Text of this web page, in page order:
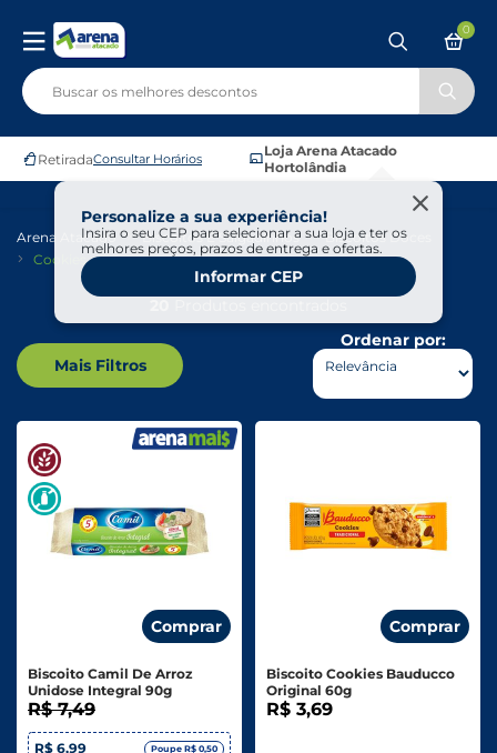
RetiradaConsultar Horários
Loja Arena Atacado
Hortolândia
Personalize a sua experiência!
Insira o seu CEP para selecionar a sua loja e ter os
melhores preços, prazos de entrega e ofertas.
Informar CEP
0
Arena Atacado Biscoitos E Salgadinhos
Biscoitos Doces
Cookies
Mais Filtros
Ordenar por:
Comprar
Biscoito Camil De Arroz
Unidose Integral 90g
R$ 7,49
R$ 6,99 Poupe R$ 0,50
Comprar
Biscoito Cookies Bauducco
Original 60g
R$ 3,69